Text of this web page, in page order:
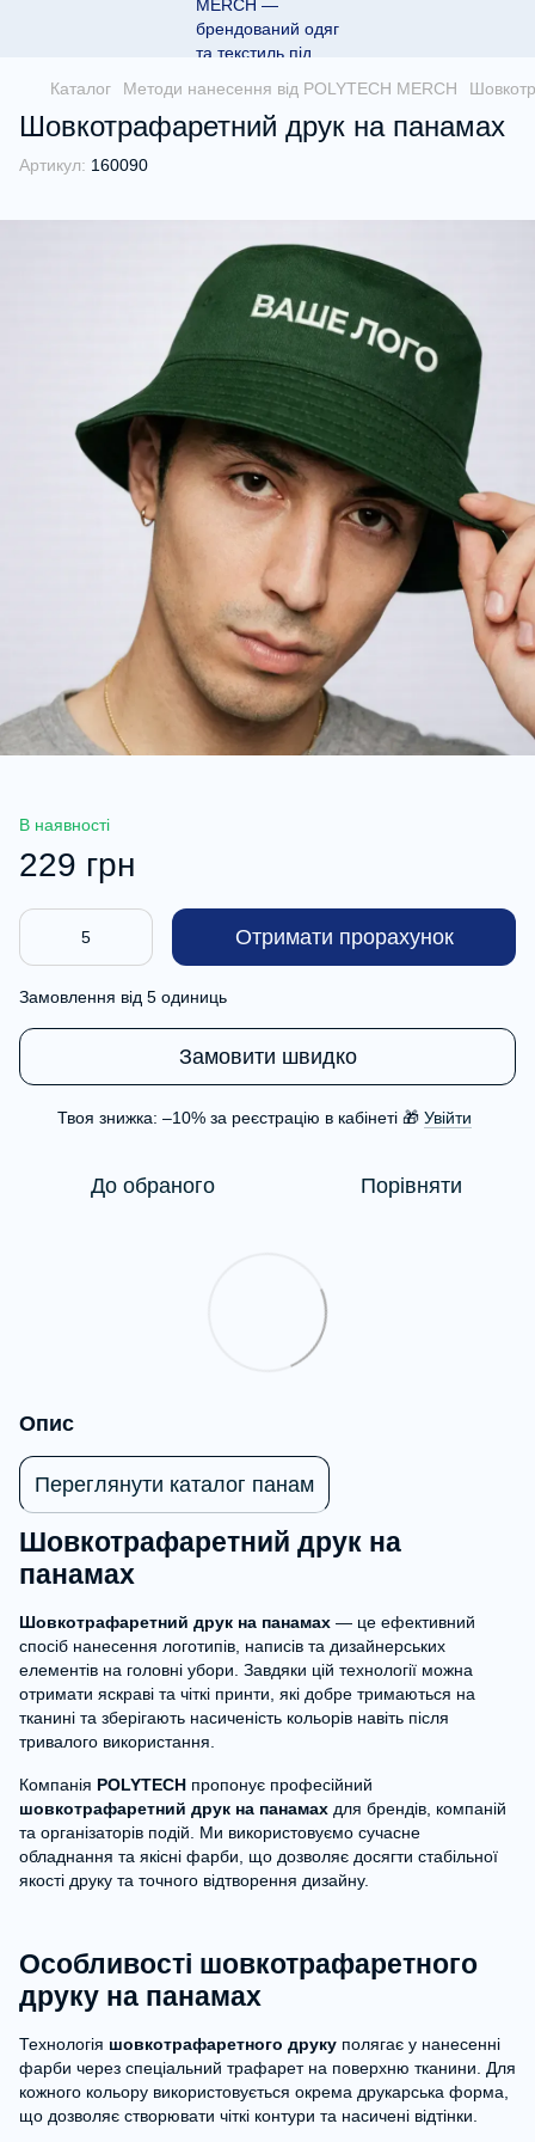
Каталог Методи нанесення від POLYTECH MERCH
Шовкотрафаретний друк на панамах
Артикул: 160090
В наявності
229 грн
Отримати прорахунок
Замовлення від 5 одиниць
Замовити швидко
Твоя знижка: –10% за реєстрацію в кабінеті 🎁 Увійти
До обраного Порівняти
Опис
Переглянути каталог панам
Шовкотрафаретний друк на
панамах
Шовкотрафаретний друк на панамах — це ефективний
спосіб нанесення логотипів, написів та дизайнерських
елементів на головні убори. Завдяки цій технології можна
отримати яскраві та чіткі принти, які добре тримаються на
тканині та зберігають насиченість кольорів навіть після
тривалого використання.
Компанія POLYTECH пропонує професійний
шовкотрафаретний друк на панамах для брендів, компаній
та організаторів подій. Ми використовуємо сучасне
обладнання та якісні фарби, що дозволяє досягти стабільної
якості друку та точного відтворення дизайну.
Особливості шовкотрафаретного
друку на панамах
Технологія шовкотрафаретного друку полягає у нанесенні
фарби через спеціальний трафарет на поверхню тканини. Для
кожного кольору використовується окрема друкарська форма,
що дозволяє створювати чіткі контури та насичені відтінки.